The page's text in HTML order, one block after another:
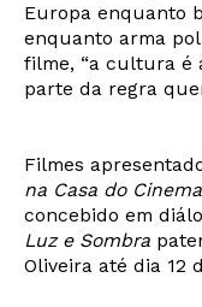
Europa enquanto
enquanto arma
filme, “a cultura é
parte da regra
Filmes
na Casa do
concebido em
Luz e Sombra
Oliveira até dia 12